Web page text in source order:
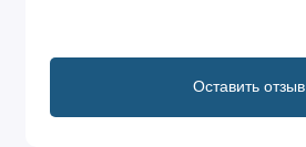
Оставить отзыв